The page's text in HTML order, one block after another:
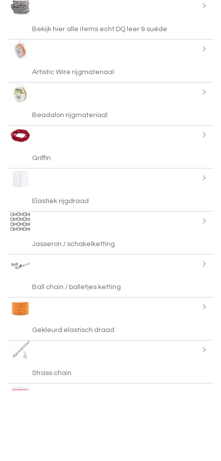
Bekijk hier alle items echt DQ leer & suède
Artistic Wire rijgmateriaal
Beadalon rijgmateriaal
Griffin
Elastiek rijgdraad
Jasseron / schakelketting
Ball chain / balletjes ketting
Gekleurd elastisch draad
Strass chain